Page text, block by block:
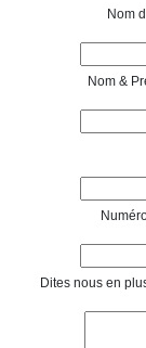
Nom
Nom &
Dites nous en